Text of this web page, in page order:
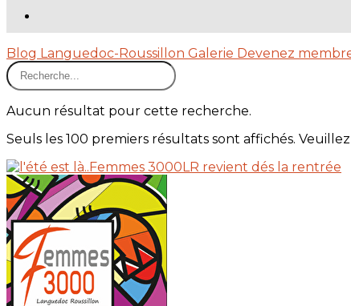
Blog Languedoc-Roussillon Galerie Devenez
Aucun résultat pour cette recherche.
Seuls les 100 premiers résultats sont affichés.